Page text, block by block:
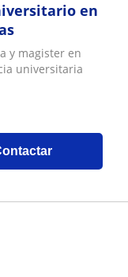
en
y magister en
universitaria